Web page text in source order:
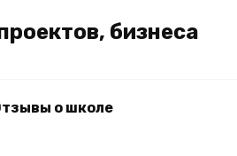
бизнеса
о школе